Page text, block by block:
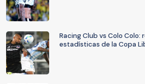
Racing Club vs Colo Colo:
estadísticas de la Copa